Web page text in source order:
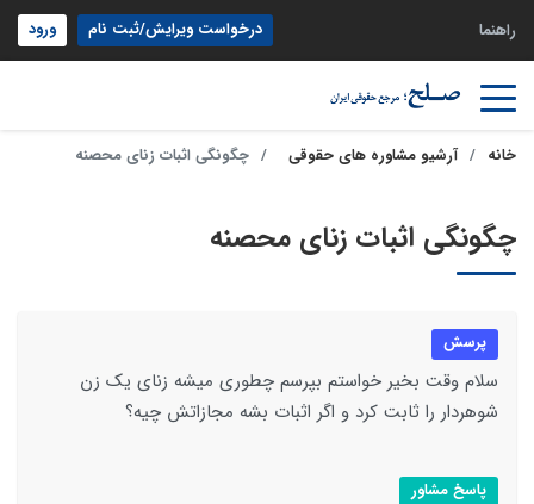
راهنما درخواست ویرایش/ثبت نام ورود
خانه آرشیو مشاوره های حقوقی چگونگی اثبات زنای محصنه
چگونگی اثبات زنای محصنه
پرسش
سلام وقت بخیر خواستم بپرسم چطوری میشه زنای یک زن
شوهردار را ثابت کرد و اگر اثبات بشه مجازاتش چیه؟
پاسخ مشاور